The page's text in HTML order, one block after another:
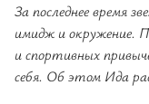
За последнее время
имидж и окружение.
и спортивных
себя. Об этом Ида